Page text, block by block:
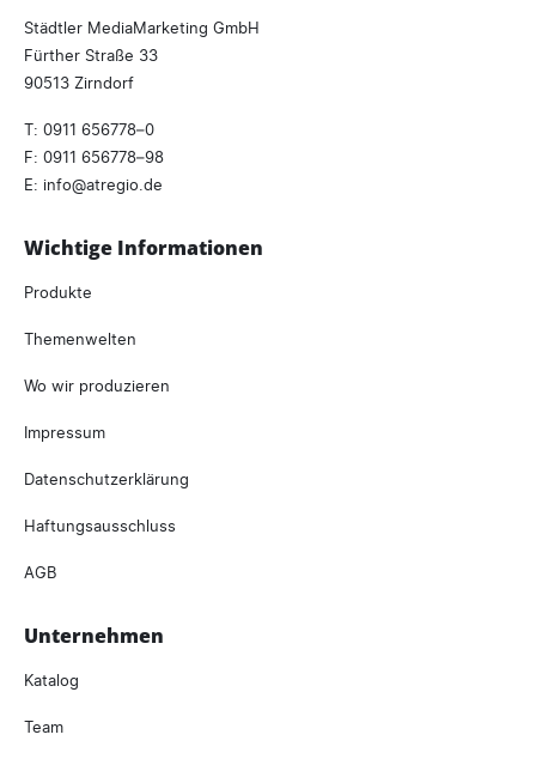
Städtler MediaMarketing GmbH
Fürther Straße 33
90513 Zirndorf
T: 0911 656778–0
F: 0911 656778–98
E: info atregio. de
Wichtige Informationen
Produkte
Themenwelten
Wo wir produzieren
Impressum
Datenschutzerklärung
Haftungsausschluss
AGB
Unternehmen
Katalog
Team